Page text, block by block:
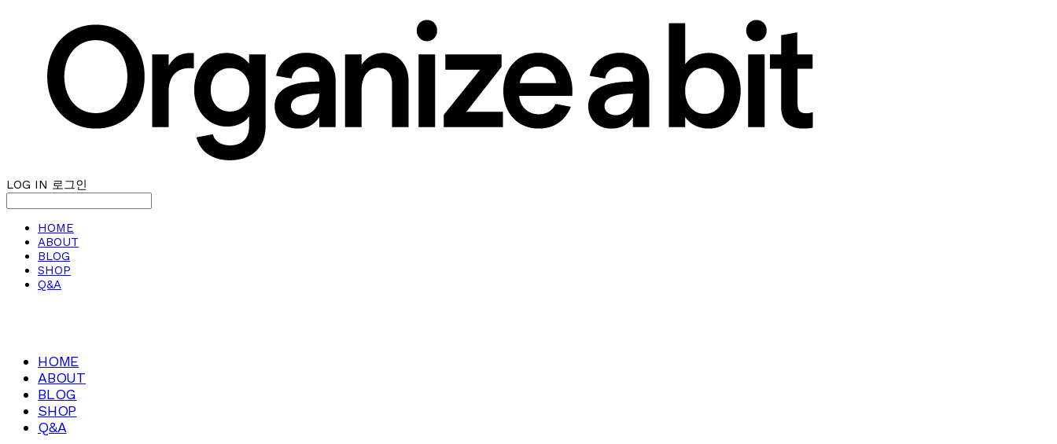
LOG IN 로그인
HOME
ABOUT
BLOG
SHOP
Q&A
HOME
ABOUT
BLOG
SHOP
Q&A